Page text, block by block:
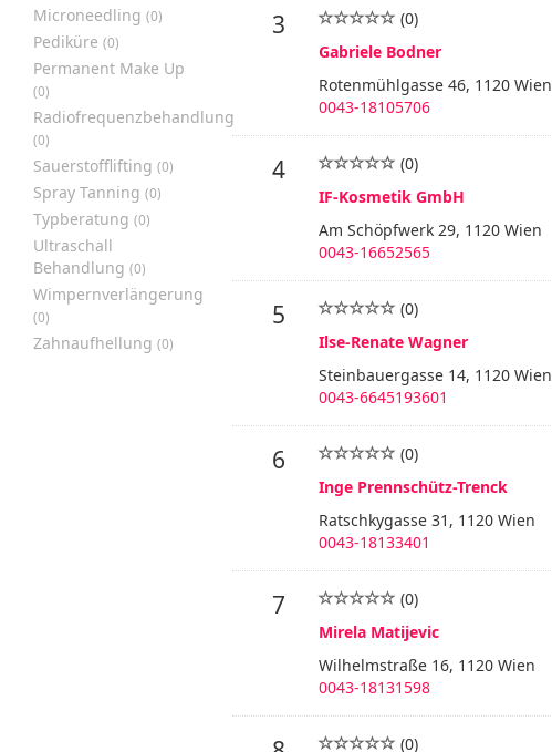
Microneedling (0)
Pediküre (0)
Permanent Make Up
(0)
Radiofrequenzbehandlung
(0)
Sauerstofflifting (0)
Spray Tanning (0)
Typberatung (0)
Ultraschall
Behandlung (0)
Wimpernverlängerung
(0)
Zahnaufhellung (0)
3
(0)
Gabriele Bodner
Rotenmühlgasse 46, 1120 Wien
0043-18105706
4
(0)
IF-Kosmetik GmbH
Am Schöpfwerk 29, 1120 Wien
0043-16652565
5
(0)
Ilse-Renate Wagner
Steinbauergasse 14, 1120 Wien
0043-6645193601
6
(0)
Inge Prennschütz-Trenck
Ratschkygasse 31, 1120 Wien
0043-18133401
7
(0)
Mirela Matijevic
Wilhelmstraße 16, 1120 Wien
0043-18131598
(0)